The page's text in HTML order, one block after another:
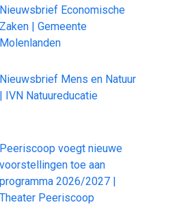
Nieuwsbrief Economische
Zaken | Gemeente
Molenlanden
Nieuwsbrief Mens en Natuur
| IVN Natuureducatie
Peeriscoop voegt nieuwe
voorstellingen toe aan
programma 2026/2027 |
Theater Peeriscoop